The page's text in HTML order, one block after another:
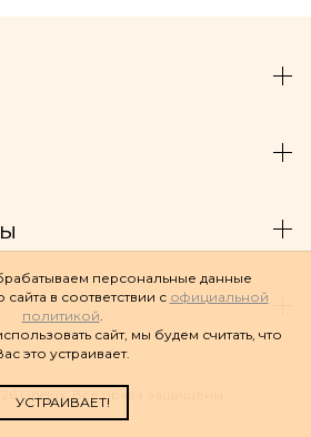
персональные данные
в соответствии с официальной
политикой.
сайт, мы будем считать, что
это устраивает.
УСТРАИВАЕТ!
Linelux. Все права защищены.